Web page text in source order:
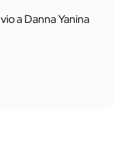
a Danna Yanina